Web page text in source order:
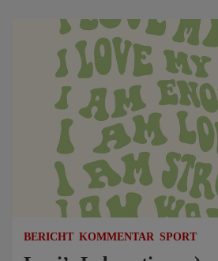
BERICHT KOMMENTAR SPORT